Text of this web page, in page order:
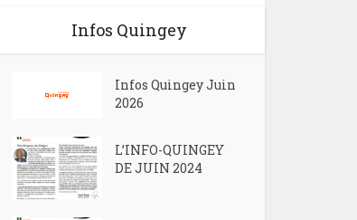
Infos Quingey
Infos Quingey Juin
2026
L’INFO-QUINGEY
DE JUIN 2024